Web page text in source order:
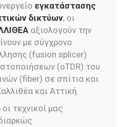
εγκατάστασης
δικτύων, οι
αξιολογούν την
με σύγχρονο
(fusion splicer)
(oTDR) του
(fiber) σε σπίτια και
και Αττική.
οι τεχνικοί μας